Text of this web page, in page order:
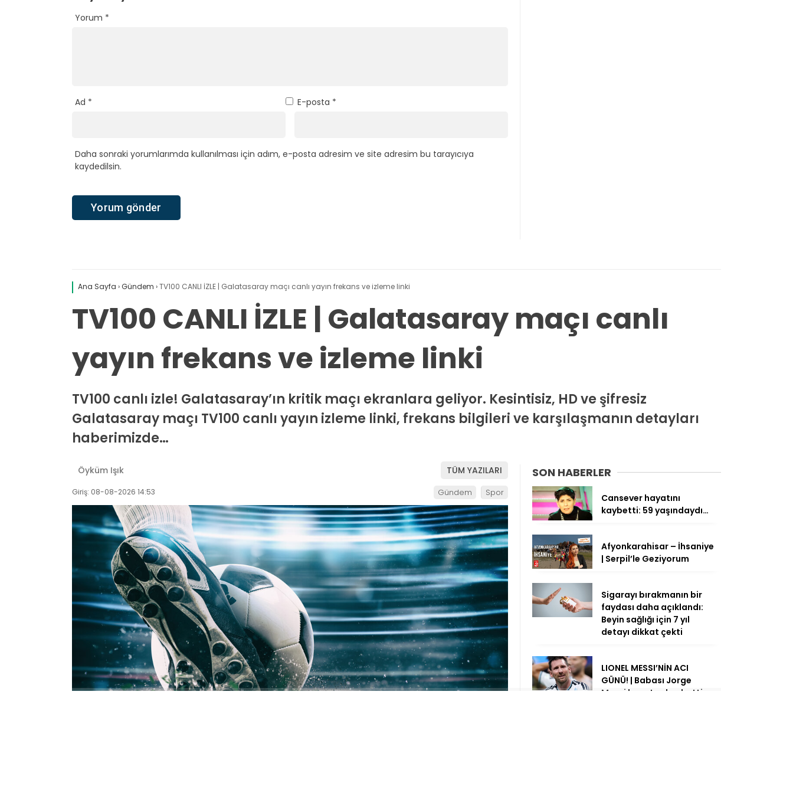
Yorum *
Ad * E-posta *
Daha sonraki yorumlarımda kullanılması için adım, e-posta adresim ve site adresim bu tarayıcıya
kaydedilsin.
Ana Sayfa ›Gündem ›TV100 CANLI İZLE | Galatasaray maçı canlı yayın frekans ve izleme linki
TV100 CANLI İZLE | Galatasaray maçı canlı
yayın frekans ve izleme linki
TV100 canlı izle! Galatasaray’ın kritik maçı ekranlara geliyor. Kesintisiz, HD ve şifresiz
Galatasaray maçı TV100 canlı yayın izleme linki, frekans bilgileri ve karşılaşmanın detayları
haberimizde…
Öyküm Işık TÜM YAZILARI
Giriş: 08-08-2026 14:53 Gündem Spor
SON HABERLER
Cansever hayatını
kaybetti: 59 yaşındaydı…
Afyonkarahisar – İhsaniye
| Serpil’le Geziyorum
Sigarayı bırakmanın bir
faydası daha açıklandı:
Beyin sağlığı için 7 yıl
detayı dikkat çekti
LIONEL MESSI’NİN ACI
GÜNÜ! | Babası Jorge
Messi hayatını kaybetti